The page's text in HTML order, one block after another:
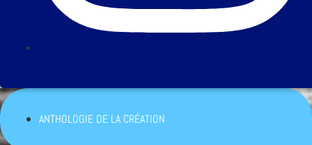
ANTHOLOGIE DE LA CRÉATION